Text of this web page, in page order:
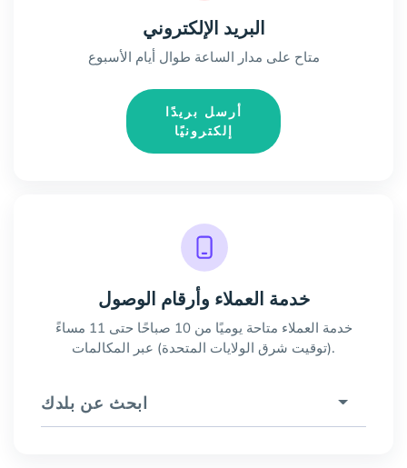
البريد الإلكتروني
متاح على مدار الساعة طوال أيام الأسبوع
أرسل بريدًا
إلكترونيًا
خدمة العملاء وأرقام الوصول
خدمة العملاء متاحة يوميًا من 10 صباحًا حتى 11 مساءً
(توقيت شرق الولايات المتحدة) عبر المكالمات.
ابحث عن بلدك